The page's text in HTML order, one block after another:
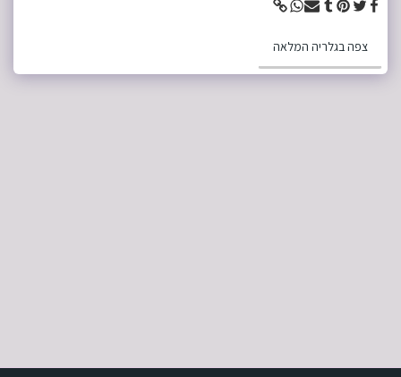
צפה בגלריה המלאה